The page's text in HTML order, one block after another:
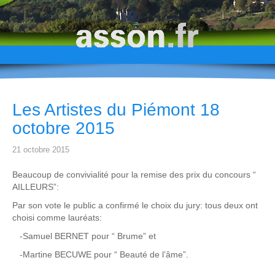
HISTOIRE
Les Artistes du Piémont 18
octobre 2015
21 octobre 2015
Beaucoup de convivialité pour la remise des prix du concours “
AILLEURS”:
Par son vote le public a confirmé le choix du jury: tous deux ont
choisi comme lauréats:
-Samuel BERNET pour “ Brume” et
-Martine BECUWE pour “ Beauté de l’âme”.